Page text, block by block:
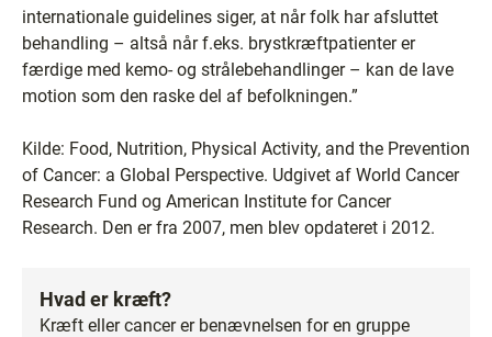
internationale guidelines siger, at når folk har afsluttet
behandling – altså når f.eks. brystkræftpatienter er
færdige med kemo- og strålebehandlinger – kan de lave
motion som den raske del af befolkningen.”
Kilde: Food, Nutrition, Physical Activity, and the Prevention
of Cancer: a Global Perspective. Udgivet af World Cancer
Research Fund og American Institute for Cancer
Research. Den er fra 2007, men blev opdateret i 2012.
Hvad er kræft?
Kræft eller cancer er benævnelsen for en gruppe